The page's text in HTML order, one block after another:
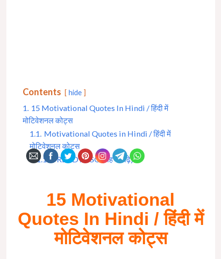
Contents hide
1. 15 Motivational Quotes In Hindi / हिंदी में
मोटिवेशनल कोट्स
1.1. Motivational Quotes in Hindi / हिंदी में
मोटिवेशनल कोट्स
1.1.1. READ ALSO (यह भी पढ़े) :
15 Motivational
Quotes In Hindi / हिंदी में
मोटिवेशनल कोट्स